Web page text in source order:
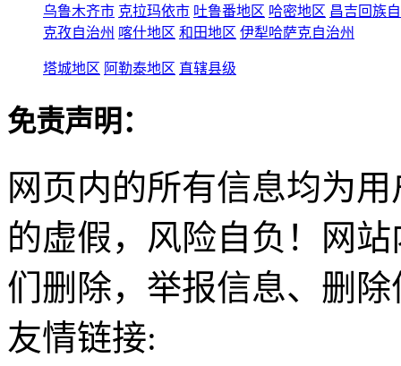
乌鲁木齐市 克拉玛依市 吐鲁番地区 哈密地区 昌吉回族
克孜自治州 喀什地区 和田地区 伊犁哈萨克自治州
塔城地区 阿勒泰地区 直辖县级
免责声明：
网页内的所有信息均为
的虚假，风险自负！网
们删除，举报信息、删
友情链接: